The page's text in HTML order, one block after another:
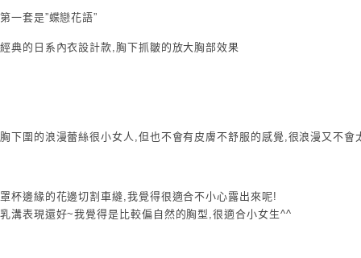
第一套是”蝶戀花語”
經典的日系內衣設計款,胸下抓皺的放大胸部效果
胸下圍的浪漫蕾絲很小女人,但也不會有皮膚不舒服的感覺,很浪漫又不會
罩杯邊緣的花邊切割車縫,我覺得很適合不小心露出來呢!
乳溝表現還好~我覺得是比較偏自然的胸型,很適合小女生^^